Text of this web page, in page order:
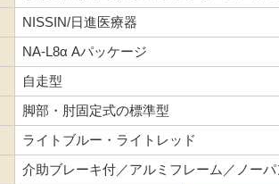
NISSIN/日進医療器
NA-L8α Aパッケージ
自走型
脚部・肘固定式の標準型
ライトブルー・ライトレッド
介助ブレーキ付／アルミフレーム／ノー